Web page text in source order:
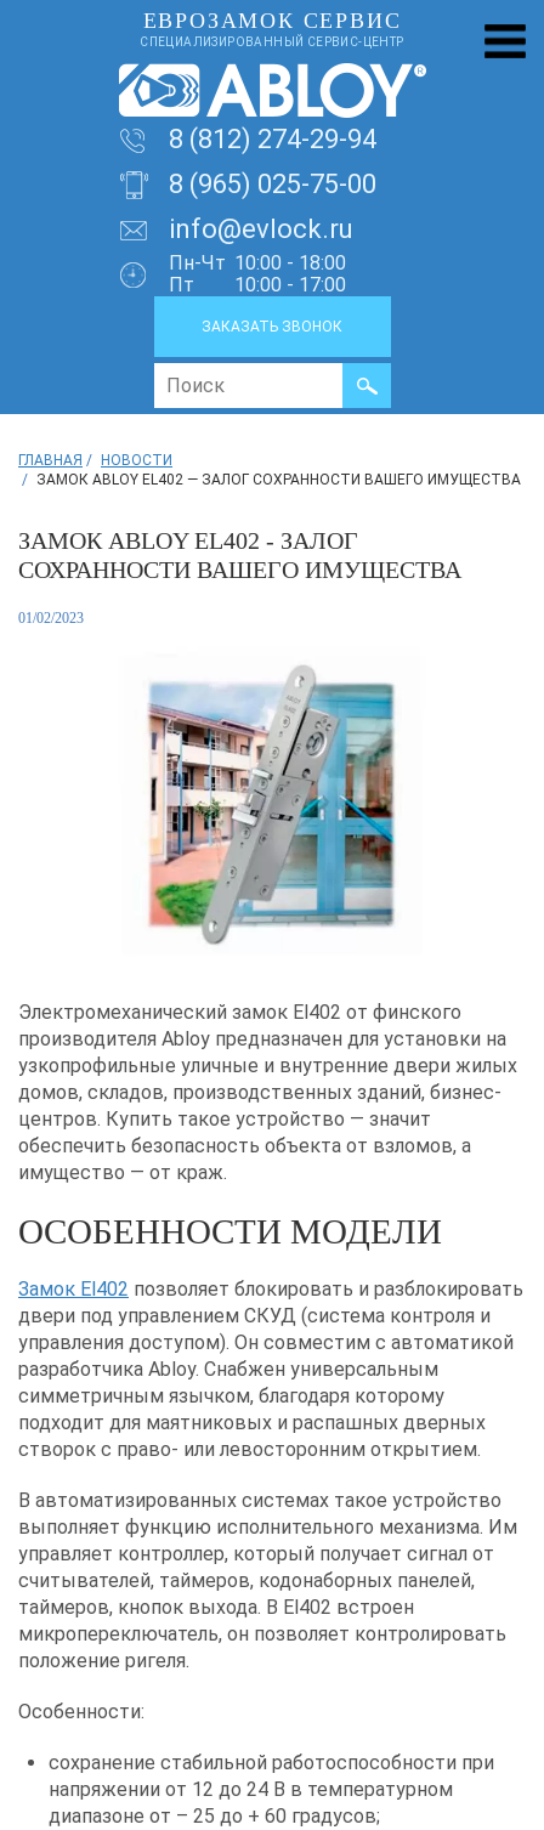
ЕВРОЗАМОК СЕРВИС
СПЕЦИАЛИЗИРОВАННЫЙ СЕРВИС-ЦЕНТР
8 (812) 274-29-94
8 (965) 025-75-00
info@evlock.ru
Пн-Чт 10:00 - 18:00
Пт
10:00 - 17:00
ЗАКАЗАТЬ ЗВОНОК
ГЛАВНАЯ
НОВОСТИ
ЗАМОК ABLOY EL402 — ЗАЛОГ СОХРАННОСТИ ВАШЕГО ИМУЩЕСТВА
ЗАМОК ABLOY EL402 - ЗАЛОГ
СОХРАННОСТИ ВАШЕГО ИМУЩЕСТВА
01/02/2023
Электромеханический замок El402 от финского
производителя Abloy предназначен для установки на
узкопрофильные уличные и внутренние двери жилых
домов, складов, производственных зданий, бизнес-
центров. Купить такое устройство — значит
обеспечить безопасность объекта от взломов, а
имущество — от краж.
ОСОБЕННОСТИ МОДЕЛИ
Замок El402 позволяет блокировать и разблокировать
двери под управлением СКУД (система контроля и
управления доступом). Он совместим с автоматикой
разработчика Abloy. Снабжен универсальным
симметричным язычком, благодаря которому
подходит для маятниковых и распашных дверных
створок с право- или левосторонним открытием.
В автоматизированных системах такое устройство
выполняет функцию исполнительного механизма. Им
управляет контроллер, который получает сигнал от
считывателей, таймеров, кодонаборных панелей,
таймеров, кнопок выхода. В El402 встроен
микропереключатель, он позволяет контролировать
положение ригеля.
Особенности:
сохранение стабильной работоспособности при
напряжении от 12 до 24 В в температурном
диапазоне от – 25 до + 60 градусов;